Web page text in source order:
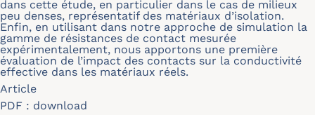
dans cette étude, en particulier dans le cas de milieux
peu denses, représentatif des matériaux d’isolation.
Enfin, en utilisant dans notre approche de simulation la
gamme de résistances de contact mesurée
expérimentalement, nous apportons une première
évaluation de l’impact des contacts sur la conductivité
effective dans les matériaux réels.
Article
PDF : download